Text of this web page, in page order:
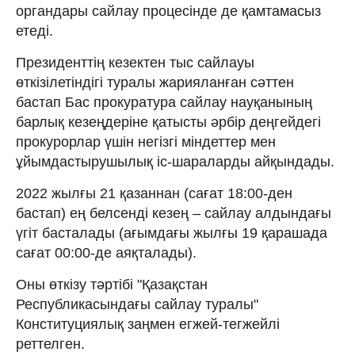
органдары сайлау процесінде де қамтамасыз
етеді.
Президенттің кезектен тыс сайлауы
өткізілетіндігі туралы жарияланған сәттен
бастап Бас прокуратура сайлау науқанының
барлық кезеңдеріне қатысты әрбір деңгейдегі
прокурорлар үшін негізгі міндеттер мен
ұйымдастырушылық іс-шараларды айқындады.
2022 жылғы 21 қазаннан (сағат 18:00-ден
бастап) ең белсенді кезең – сайлау алдындағы
үгіт басталады (ағымдағы жылғы 19 қарашада
сағат 00:00-де аяқталады).
Оны өткізу тәртібі "Қазақстан
Республикасындағы сайлау туралы"
Конституциялық заңмен егжей-тегжейлі
реттелген.